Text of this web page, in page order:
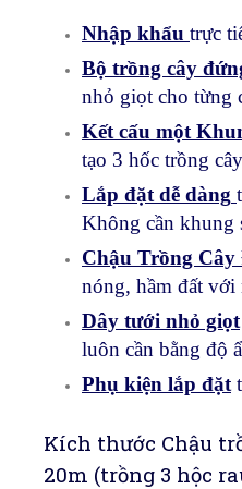
Nhập khẩu trực
Bộ trồng cây
nhỏ giọt cho từng
Kết cấu một
tạo 3 hốc trồng
Lắp đặt dễ dàng
Không cần khung
Chậu Trồng
nóng, hầm đất với
Dây tưới nhỏ giọt
luôn cần bằng độ
Phụ kiện lắp đặt
Kích thước Chậu
20m (trồng 3 hộc